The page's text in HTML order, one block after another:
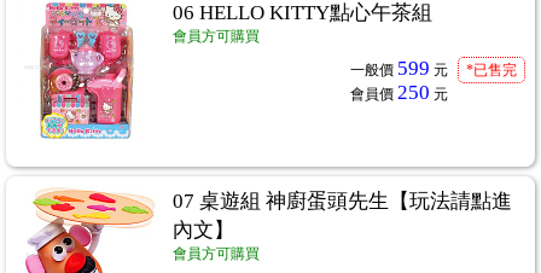
06 HELLO KITTY點心午茶組
會員方可購買
一般價 599 元
會員價 250 元
*已售完
07 桌遊組 神廚蛋頭先生【玩法請點進
內文】
會員方可購買